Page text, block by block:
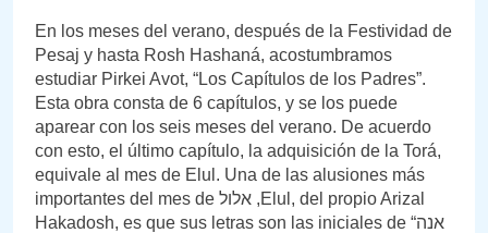
En los meses del verano, después de la Festividad de
Pesaj y hasta Rosh Hashaná, acostumbramos
estudiar Pirkei Avot, “Los Capítulos de los Padres”.
Esta obra consta de 6 capítulos, y se los puede
aparear con los seis meses del verano. De acuerdo
con esto, el último capítulo, la adquisición de la Torá,
equivale al mes de Elul. Una de las alusiones más
importantes del mes de אלול ,Elul, del propio Arizal
Hakadosh, es que sus letras son las iniciales de “אנה